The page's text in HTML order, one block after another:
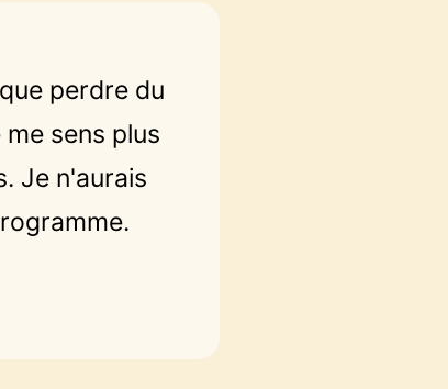
perdre du
sens plus
Je n'aurais